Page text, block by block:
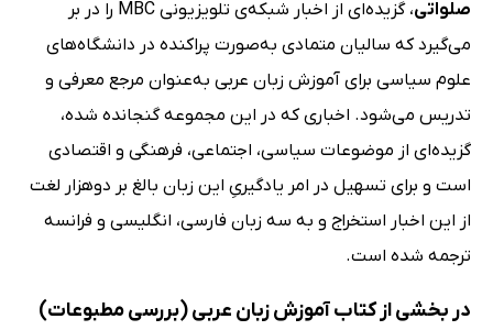
صلواتی
، گزیده‌ای از اخبار شبکه‌ی تلویزیونی MBC را در بر
می‌گیرد که سالیان متمادی به‌صورت پراکنده در دانشگاه‌های
علوم سیاسی برای آموزش زبان عربی به‌عنوان مرجع معرفی و
تدریس می‌شود. اخباری که در این مجموعه گنجانده شده،
گزیده‌ای از موضوعات سیاسی، اجتماعی، فرهنگی و اقتصادی
است و برای تسهیل در امر یادگیریِ این زبان بالغ بر دوهزار لغت
از این اخبار استخراج و به سه زبان فارسی، انگلیسی و فرانسه
ترجمه شده است.
در بخشی از کتاب آموزش زبان عربی (بررسی مطبوعات)